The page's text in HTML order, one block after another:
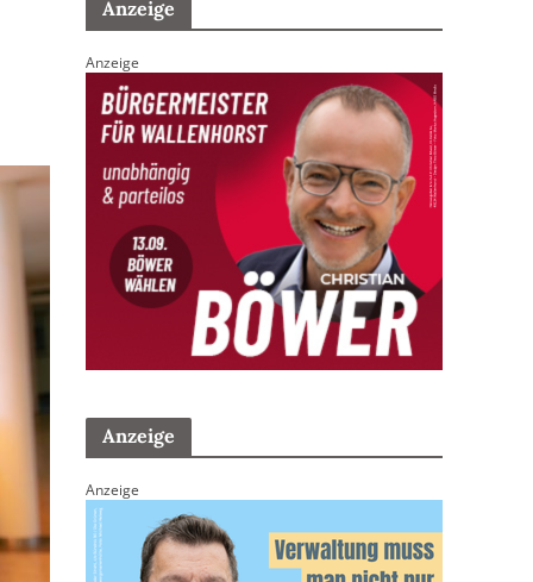
Anzeige
Anzeige
Anzeige
Anzeige